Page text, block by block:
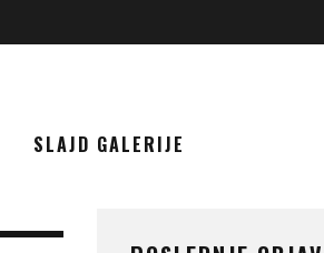
SLAJD GALERIJE